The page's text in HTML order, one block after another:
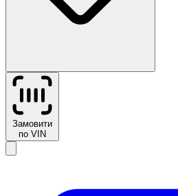
Замовити
по VIN